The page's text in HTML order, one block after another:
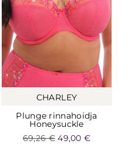
CHARLEY
Plunge rinnahoidja
Honeysuckle
69,26€ 49,00€